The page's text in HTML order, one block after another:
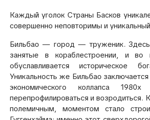
Каждый уголок Страны Басков
совершенно неповторимы и
Бильбао — город — труженик.
занятые в кораблестроении, и
обуславливается историческое
Уникальность же Бильбао
экономического коллапса
перепрофилироваться и возродиться.
полемичным, моментом стало